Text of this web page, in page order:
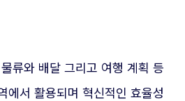
류와 배달 그리고 여행 계획 등
에서 활용되며 혁신적인 효율성